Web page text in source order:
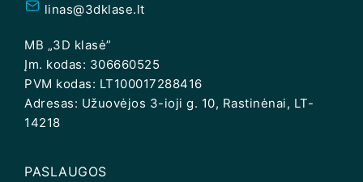
linas@3dklase.lt
MB „3D klasė”
Įm. kodas: 306660525
PVM kodas: LT100017288416
Adresas: Užuovėjos 3-ioji g. 10, Rastinėnai, LT-
14218
PASLAUGOS